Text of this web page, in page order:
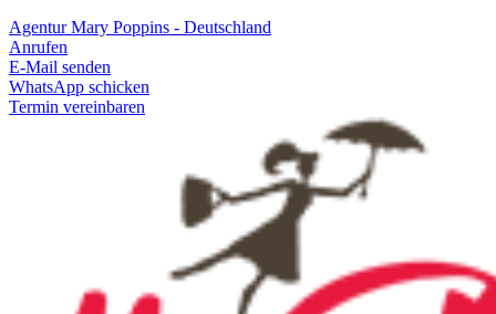
Agentur Mary Poppins - Deutschland
Anrufen
E-Mail senden
WhatsApp schicken
Termin vereinbaren